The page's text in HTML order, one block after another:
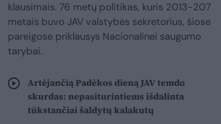
klausimais. 76 metų politikas, kuris 2013-207
metais buvo JAV valstybės sekretorius, šiose
pareigose priklausys Nacionalinei saugumo
tarybai.
Artėjančią Padėkos dieną JAV temdo
skurdas: nepasiturintiems išdalinta
tūkstančiai šaldytų kalakutų